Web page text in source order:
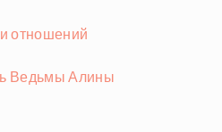
отношений
Ведьмы Алины